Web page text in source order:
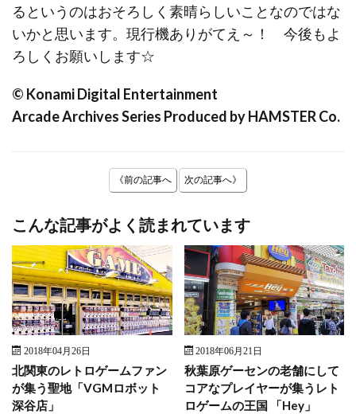
るというのはおそろしく素晴らしいことなのではな
いかと思います。現行機ありがてえ～！ 今後もよ
ろしくお願いします☆
© Konami Digital Entertainment
Arcade Archives Series Produced by HAMSTER Co.
《前の記事へ 次の記事へ》
こんな記事がよく読まれています
2018年04月26日
北関東のレトロゲームファン
が集う聖地「VGMロボット
深谷店」
2018年06月21日
秋葉原ゲーセンの老舗にして
コアなプレイヤーが集うレト
ロゲームの王国 「Hey」